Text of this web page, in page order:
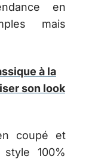
en
mais
à la
son look
coupé et
100%